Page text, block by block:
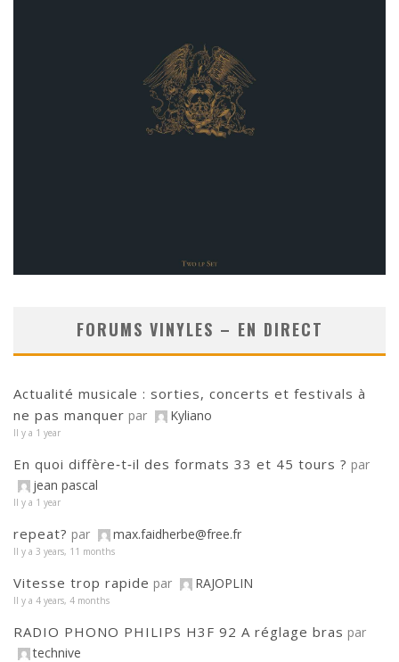
FORUMS VINYLES – EN DIRECT
Actualité musicale : sorties, concerts et festivals à
ne pas manquer par Kyliano
Il y a 1 year
En quoi diffère‑t‑il des formats 33 et 45 tours ? par
jean pascal
Il y a 1 year
repeat? par max.faidherbe@free.fr
Il y a 3 years, 11 months
Vitesse trop rapide par RAJOPLIN
Il y a 4 years, 4 months
RADIO PHONO PHILIPS H3F 92 A réglage bras par
technive